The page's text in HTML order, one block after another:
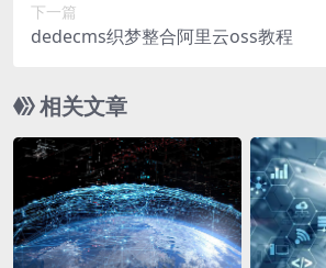
下一篇
dedecms织梦整合阿里云oss教程
相关文章